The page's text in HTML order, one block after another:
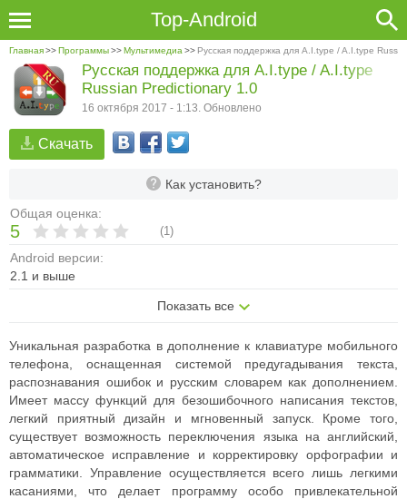
Top-Android
Главная>>Программы>>Мультимедиа >> Русская поддержка для A.I.type / A.I.type
Скачать
Как установить?
Общая оценка:
5 (1)
Android версии:
2.1 и выше
Показать все
Русская поддержка для A.I.type / A.I.type
Russian Predictionary 1.0
16 октября 2017 - 1:13. Обновлено
Уникальная разработка в дополнение к клавиатуре мобильного
телефона, оснащенная системой предугадывания текста,
распознавания ошибок и русским словарем как дополнением.
Имеет массу функций для безошибочного написания текстов,
легкий приятный дизайн и мгновенный запуск. Кроме того,
существует возможность переключения языка на английский,
автоматическое исправление и корректировку орфографии и
грамматики. Управление осуществляется всего лишь легкими
касаниями, что делает программу особо привлекательной